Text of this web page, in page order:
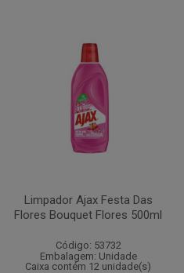
Limpador Ajax Festa Das
Flores Bouquet Flores 500ml
Código: 53732
Embalagem: Unidade
Caixa contém 12 unidade(s)